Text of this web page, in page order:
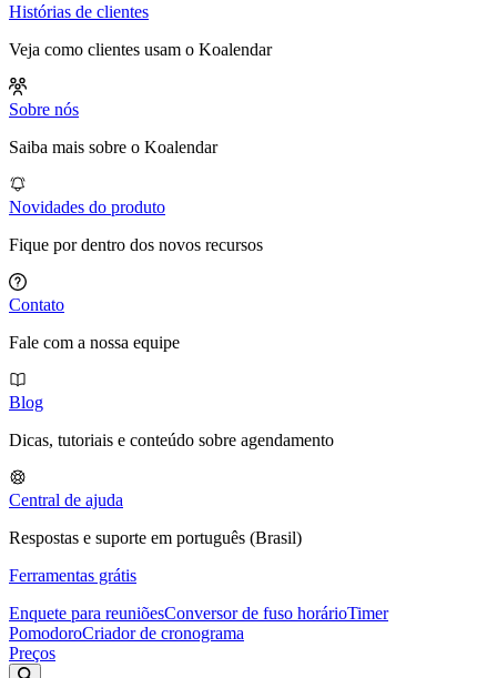
Histórias de clientes
Veja como clientes usam o Koalendar
Sobre nós
Saiba mais sobre o Koalendar
Novidades do produto
Fique por dentro dos novos recursos
Contato
Fale com a nossa equipe
Blog
Dicas, tutoriais e conteúdo sobre agendamento
Central de ajuda
Respostas e suporte em português (Brasil)
Ferramentas grátis
Enquete para reuniõesConversor de fuso horárioTimer
PomodoroCriador de cronograma
Preços